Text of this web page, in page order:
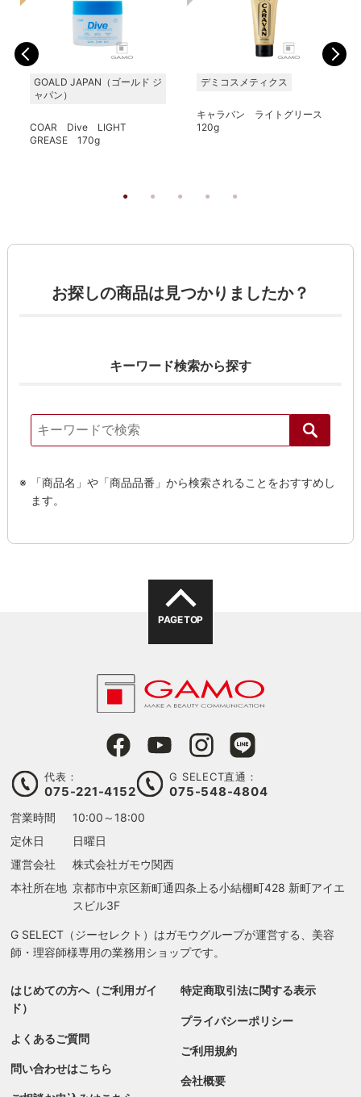
GOALD JAPAN（ゴールド ジ
ャパン）
COAR Dive LIGHT
GREASE 170g
デミコスメティクス
キャラバン ライトグリース
120g
お探しの商品は見つかりましたか？
キーワード検索から探す
「商品名」や「商品品番」から検索されることをおすすめし
ます。
PAGE TOP
代表：
075-221-4152
G SELECT直通：
075-548-4804
営業時間
10:00～18:00
定休日
日曜日
運営会社
株式会社ガモウ関西
本社所在地 京都市中京区新町通四条上る小結棚町428 新町アイエ
スビル3F
G SELECT（ジーセレクト）はガモウグループが運営する、美容
師・理容師様専用の業務用ショップです。
はじめての方へ（ご利用ガイ
ド）
よくあるご質問
問い合わせはこちら
特定商取引法に関する表示
プライバシーポリシー
ご利用規約
会社概要